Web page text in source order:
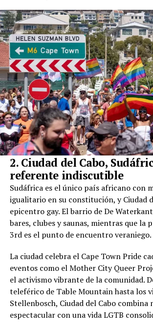
2. Ciudad del Cabo,
referente indiscutible
Sudáfrica es el único país africano con
igualitario en su constitución, y Ciudad
epicentro gay. El barrio de De
bares, clubes y saunas, mientras que la
3rd es el punto de encuentro veraniego.
La ciudad celebra el Cape Town Pride
eventos como el Mother City Queer
el activismo vibrante de la comunidad.
teleférico de Table Mountain hasta los
Stellenbosch, Ciudad del Cabo combina
espectacular con una vida LGTB